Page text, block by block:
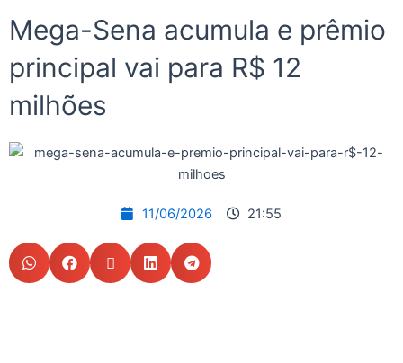
Mega-Sena acumula e prêmio
principal vai para R$ 12
milhões
11/06/2026 21:55